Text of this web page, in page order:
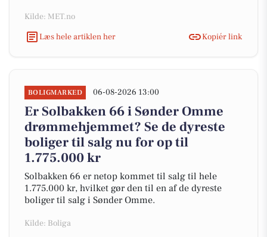
Kilde: MET.no
Læs hele artiklen her
Kopiér link
BOLIGMARKED 06-08-2026 13:00
Er Solbakken 66 i Sønder Omme
drømmehjemmet? Se de dyreste
boliger til salg nu for op til
1.775.000 kr
Solbakken 66 er netop kommet til salg til hele
1.775.000 kr, hvilket gør den til en af de dyreste
boliger til salg i Sønder Omme.
Kilde: Boliga